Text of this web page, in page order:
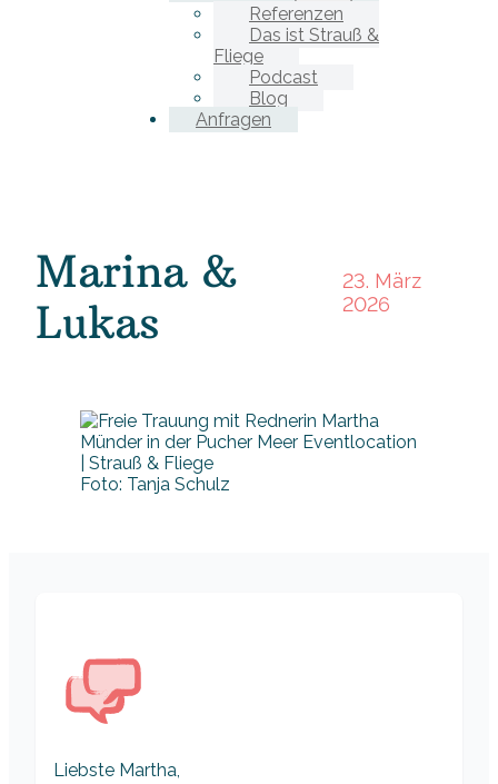
Referenzen
Das ist Strauß &
Fliege
Podcast
Blog
Anfragen
Marina &
Lukas
23. März
2026
Foto: Tanja Schulz
Liebste Martha,